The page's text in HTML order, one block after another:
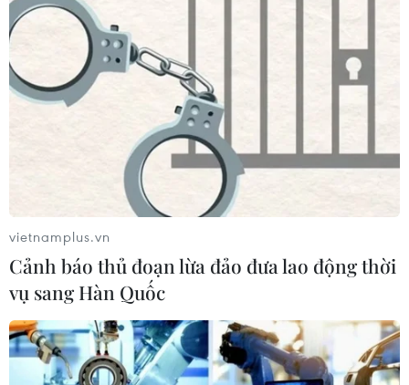
13/09/2021 11:35
Tính từ 18h ngày 12/9 đến 18h ngày 13/9 Hà Nội ghi
nhận 37 ca mắc COVID-19, trong đó 32 ca khu cách ly, 4
ca khu vực phong tỏa, 1 ca khu vực ổ dịch cũ.
vietnamplus.vn
Cảnh báo thủ đoạn lừa đảo đưa lao động thời
vụ sang Hàn Quốc